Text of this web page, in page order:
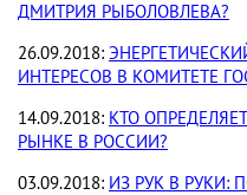
ДМИТРИЯ РЫБОЛОВЛЕВА?
26.09.2018:
ИНТЕРЕСОВ В КОМИТЕТЕ
14.09.2018: КТО
РЫНКЕ В РОССИИ?
03.09.2018: ИЗ РУК В РУКИ: